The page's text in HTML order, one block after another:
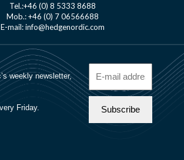
Tel.:+46 (0) 8 5333 8688
Mob.: +46 (0) 7 06566688
E-mail: info@hedgenordic.com